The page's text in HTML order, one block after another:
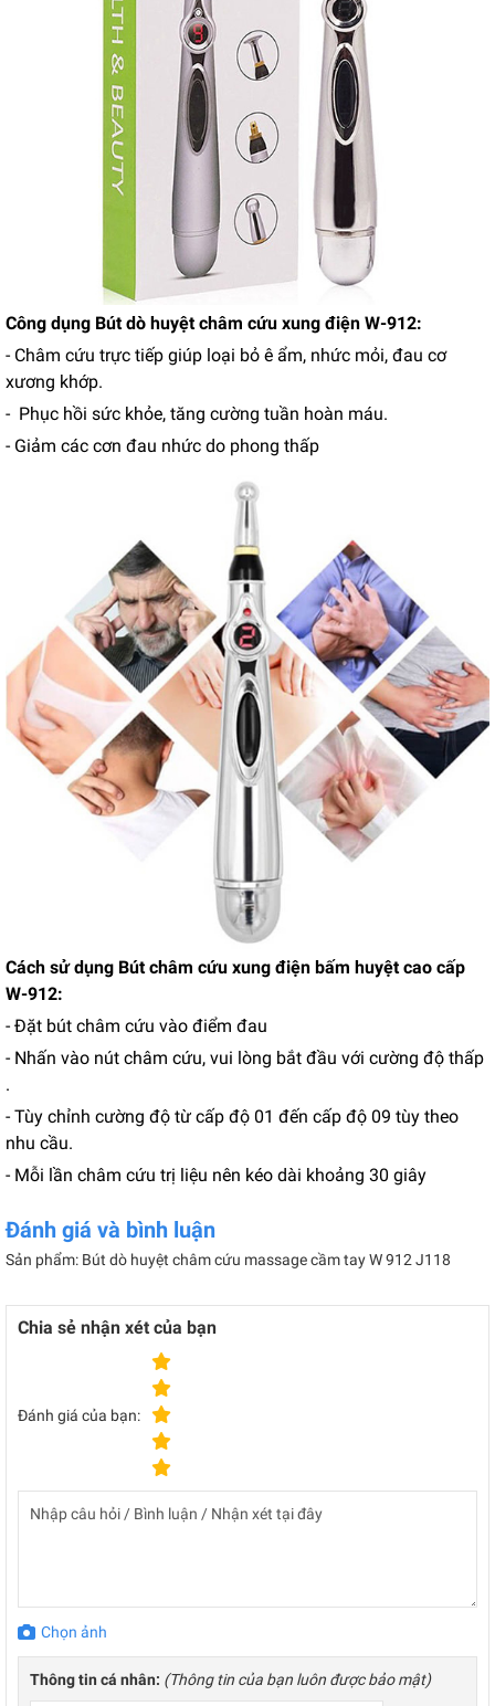
Công dụng Bút dò huyệt châm cứu xung điện W-912:
- Châm cứu trực tiếp giúp loại bỏ ê ẩm, nhức mỏi, đau cơ
xương khớp.
- Phục hồi sức khỏe, tăng cường tuần hoàn máu.
- Giảm các cơn đau nhức do phong thấp
Cách sử dụng Bút châm cứu xung điện bấm huyệt cao cấp
W-912:
- Đặt bút châm cứu vào điểm đau
- Nhấn vào nút châm cứu, vui lòng bắt đầu với cường độ thấp
.
- Tùy chỉnh cường độ từ cấp độ 01 đến cấp độ 09 tùy theo
nhu cầu.
- Mỗi lần châm cứu trị liệu nên kéo dài khoảng 30 giây
Đánh giá và bình luận
Sản phẩm: Bút dò huyệt châm cứu massage cầm tay W 912 J118
Chia sẻ nhận xét của bạn
Đánh giá của bạn:
Chọn ảnh
Thông tin cá nhân: (Thông tin của bạn luôn được bảo mật)